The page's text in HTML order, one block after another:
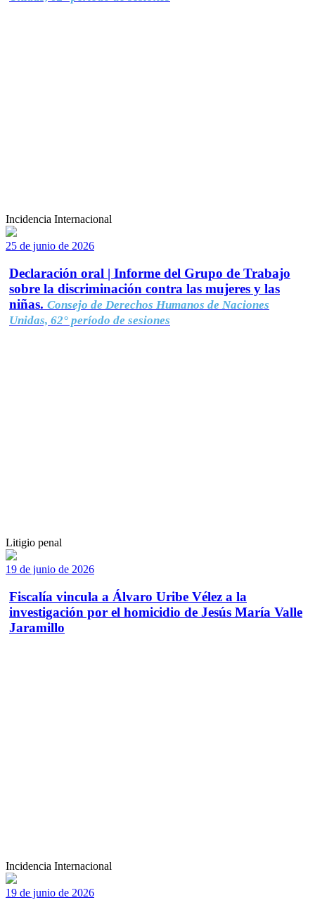
Incidencia Internacional
25 de junio de 2026
Declaración oral | Informe del Grupo de Trabajo
sobre la discriminación contra las mujeres y las
niñas. Consejo de Derechos Humanos de Naciones
Unidas, 62° período de sesiones
Litigio penal
19 de junio de 2026
Fiscalía vincula a Álvaro Uribe Vélez a la
investigación por el homicidio de Jesús María Valle
Jaramillo
Incidencia Internacional
19 de junio de 2026